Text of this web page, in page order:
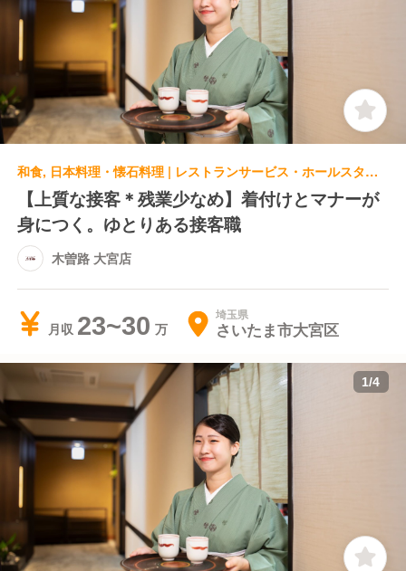
和食, 日本料理・懐石料理 | レストランサービス・ホールスタッフ | 木曽路 大宮店
【上質な接客＊残業少なめ】着付けとマナーが
身につく。ゆとりある接客職
木曽路 大宮店
月収 23~30 埼玉県
さいたま市大宮区
1/4